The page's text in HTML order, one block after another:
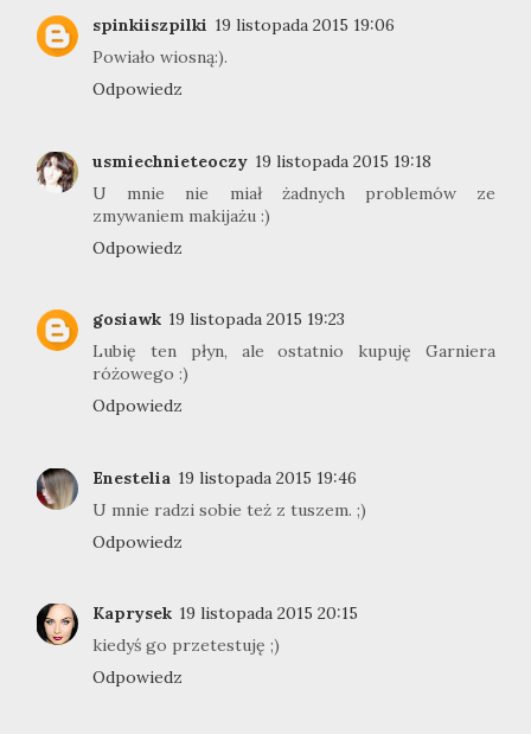
spinkiiszpilki 19 listopada 2015 19:06
Powiało wiosną:).
Odpowiedz
usmiechnieteoczy 19 listopada 2015 19:18
U mnie nie miał żadnych problemów ze
zmywaniem makijażu :)
Odpowiedz
gosiawk 19 listopada 2015 19:23
Lubię ten płyn, ale ostatnio kupuję Garniera
różowego :)
Odpowiedz
Enestelia 19 listopada 2015 19:46
U mnie radzi sobie też z tuszem. ;)
Odpowiedz
Kaprysek 19 listopada 2015 20:15
kiedyś go przetestuję ;)
Odpowiedz